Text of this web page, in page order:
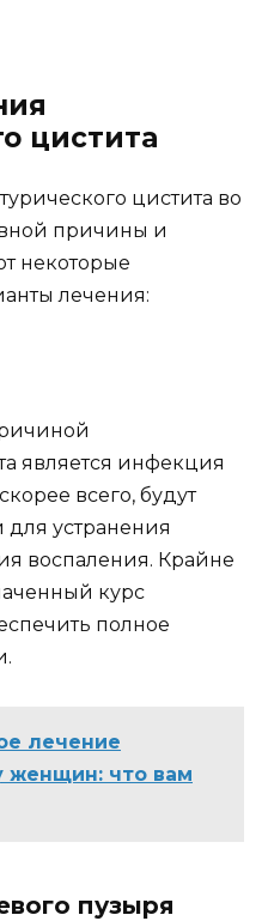
цистита
цистита во
причины и
некоторые
лечения:
является инфекция
всего, будут
для устранения
воспаления. Крайне
курс
полное
лечение
женщин: что вам
пузыря